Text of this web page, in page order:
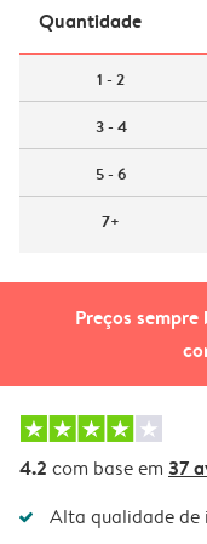
Preços
Quantidade
1 - 2
3 - 4
5 - 6
7+
4.2 com base em 37
Alta qualidade de